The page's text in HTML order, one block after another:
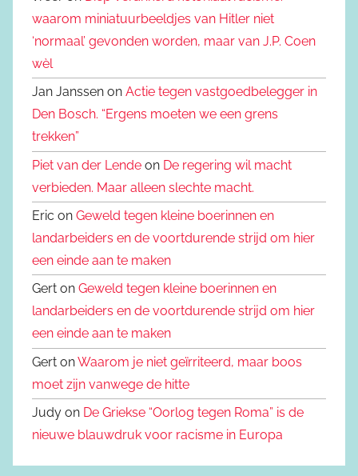
waarom miniatuurbeeldjes van Hitler niet
‘normaal’ gevonden worden, maar van J.P. Coen
wèl
Jan Janssen on Actie tegen vastgoedbelegger in
Den Bosch. “Ergens moeten we een grens
trekken”
Piet van der Lende on De regering wil macht
verbieden. Maar alleen slechte macht.
Eric on Geweld tegen kleine boerinnen en
landarbeiders en de voortdurende strijd om hier
een einde aan te maken
Gert on Geweld tegen kleine boerinnen en
landarbeiders en de voortdurende strijd om hier
een einde aan te maken
Gert onWaarom je niet geïrriteerd, maar boos
moet zijn vanwege de hitte
Judy on De Griekse “Oorlog tegen Roma” is de
nieuwe blauwdruk voor racisme in Europa